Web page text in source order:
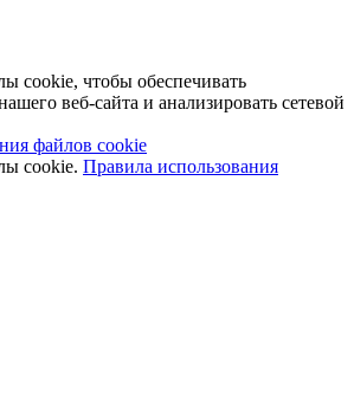
cookie, чтобы обеспечивать
веб-сайта и анализировать сетевой
файлов cookie
cookie. Правила использования